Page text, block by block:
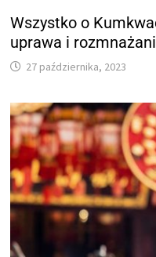
Wszystko o
uprawa i
27 października, 2023